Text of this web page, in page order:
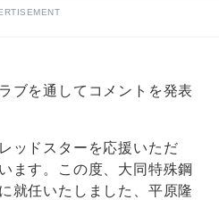
ブを通してコメントを発表
ッドスターを応援いただ
ます。この度、大同特殊鋼
就任いたしました、平原隆